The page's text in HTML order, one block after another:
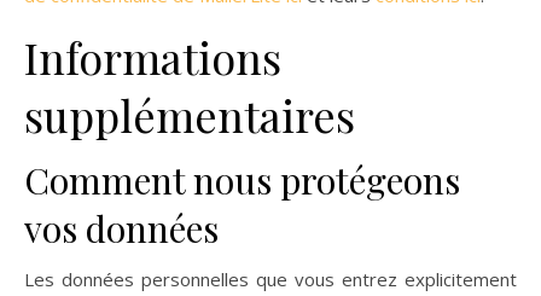
Informations
supplémentaires
Comment nous protégeons
vos données
Les données personnelles que vous entrez explicitement